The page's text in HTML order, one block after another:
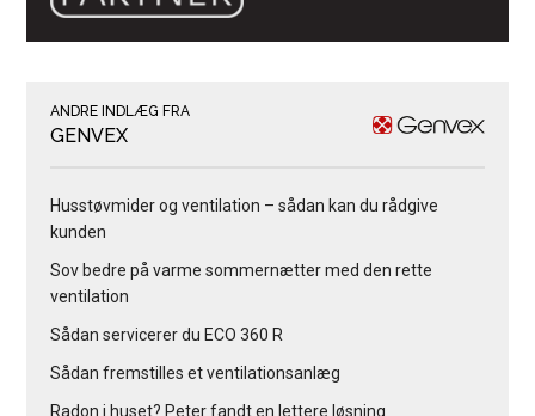
ANDRE INDLÆG FRA
GENVEX
Husstøvmider og ventilation – sådan kan du rådgive
kunden
Sov bedre på varme sommernætter med den rette
ventilation
Sådan servicerer du ECO 360 R
Sådan fremstilles et ventilationsanlæg
Radon i huset? Peter fandt en lettere løsning